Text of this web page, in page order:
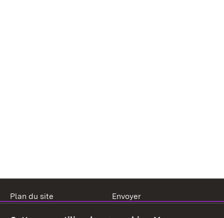
Plan du site
Envoyer